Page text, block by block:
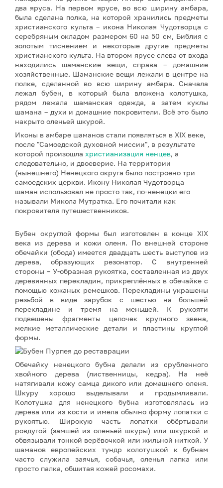
два яруса. На первом ярусе, во всю ширину амбара,
была сделана полка, на которой хранились предметы
христианского культа – икона Николая Чудотворца с
серебряным окладом размером 60 на 50 см, Библия с
золотым тиснением и некоторые другие предметы
христианского культа. На втором ярусе слева от входа
находились шаманские вещи, справа – домашние
хозяйственные. Шаманские вещи лежали в центре на
полке, сделанной во всю ширину амбара. Сначала
лежал бубен, в который была вложена колотушка,
рядом лежала шаманская одежда, а затем куклы
шамана – духи и домашние покровители. Всё это было
накрыто оленьей шкурой.
Иконы в амбаре шаманов стали появляться в XIX веке,
после "Самоедской духовной миссии", в результате
которой произошла христианизация ненцев, а
следовательно, и двоеверие. На территории
(нынешнего) Ненецкого округа было построено три
самоедских церкви. Икону Николая Чудотворца
шаман использовал не просто так, по-ненецки его
называли Микола Мутратка. Его почитали как
покровителя путешественников.
Бубен округлой формы был изготовлен в конце XIX
века из дерева и кожи оленя. По внешней стороне
обечайки (обода) имеется двадцать шесть выступов из
дерева, образующих резонатор. С внутренней
стороны – У-образная рукоятка, составленная из двух
деревянных перекладин, прикреплённых в обечайке с
помощью кожаных ремешков. Перекладины украшены
резьбой в виде зарубок с шестью на большей
перекладине и тремя на меньшей. К рукояти
подвешены фрагменты цепочек крупного звена,
мелкие металлические детали и пластины круглой
формы.
Обечайку ненецкого бубна делали из срубленного
хвойного дерева (лиственницы, кедра). На неё
натягивали кожу самца дикого или домашнего оленя.
Шкуру хорошо выделывали и продымливали.
Колотушка для ненецкого бубна изготовлялась из
дерева или из кости и имела обычно форму лопатки с
рукоятью. Широкую часть лопатки обёртывали
ровдугой (замшей из оленьей шкуры) или шкуркой и
обвязывали тонкой верёвочкой или жильной ниткой. У
шаманов европейских тундр колотушкой к бубнам
часто служила заячья, собачья, оленья лапка или
просто палка, обшитая кожей росомахи.